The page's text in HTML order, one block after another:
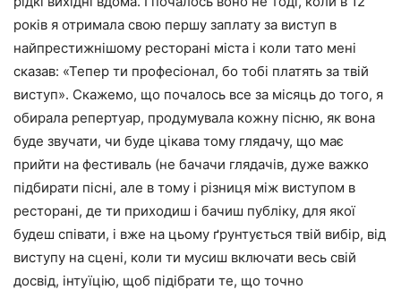
років я отримала свою першу заплату за виступ в
найпрестижнішому ресторані міста і коли тато мені
сказав: «Тепер ти професіонал, бо тобі платять за твій
виступ». Скажемо, що почалось все за місяць до того, я
обирала репертуар, продумувала кожну пісню, як вона
буде звучати, чи буде цікава тому глядачу, що має
прийти на фестиваль (не бачачи глядачів, дуже важко
підбирати пісні, але в тому і різниця між виступом в
ресторані, де ти приходиш і бачиш публіку, для якої
будеш співати, і вже на цьому ґрунтується твій вибір, від
виступу на сцені, коли ти мусиш включати весь свій
досвід, інтуїцію, щоб підібрати те, що точно